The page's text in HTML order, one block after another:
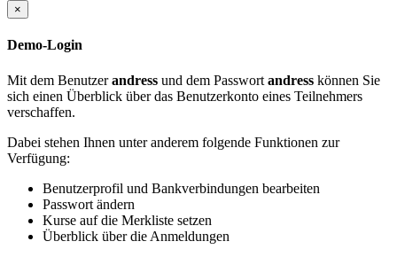
×
Demo-Login
Mit dem Benutzerandress und dem Passwort andress können Sie
sich einen Überblick über das Benutzerkonto eines Teilnehmers
verschaffen.
Dabei stehen Ihnen unter anderem folgende Funktionen zur
Verfügung:
Benutzerprofil und Bankverbindungen bearbeiten
Passwort ändern
Kurse auf die Merkliste setzen
Überblick über die Anmeldungen